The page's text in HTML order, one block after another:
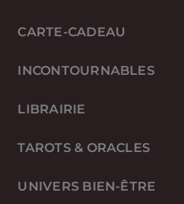
CARTE-CADEAU
INCONTOURNABLES
LIBRAIRIE
TAROTS & ORACLES
UNIVERS BIEN-ÊTRE